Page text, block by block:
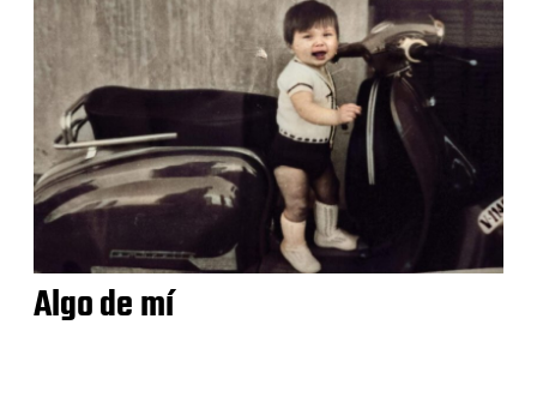
Algo de mí